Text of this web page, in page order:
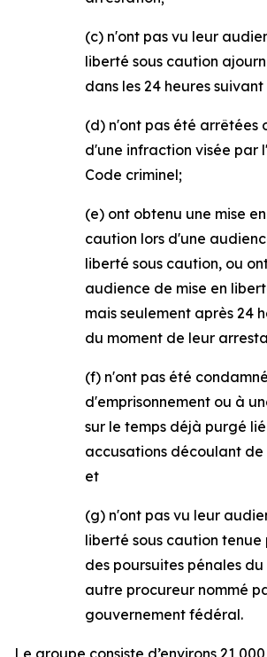
(c) n'ont pas vu leur
liberté sous caution
dans les 24 heures
(d) n'ont pas été arrêtées
d'une infraction visée par
Code criminel;
(e) ont obtenu une mise
caution lors d'une
liberté sous caution, ou
audience de mise en
mais seulement après 24
du moment de leur
(f) n'ont pas été
d'emprisonnement ou à
sur le temps déjà purgé
accusations découlant
et
(g) n'ont pas vu leur
liberté sous caution tenue
des poursuites pénales
autre procureur nommé
gouvernement fédéral.
Le groupe consiste d’environs